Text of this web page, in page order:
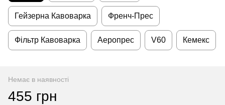
Гейзерна Кавоварка Френч-Прес
Фільтр Кавоварка Аеропрес V60 Кемекс
Немає в наявності
455 грн